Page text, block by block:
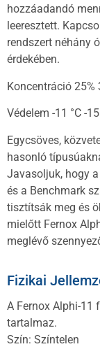
hozzáadandó
leeresztett.
rendszert néhány
érdekében.
Koncentráció 25%
Védelem -11 °C -
Egycsöves,
hasonló
Javasoljuk, hogy
és a Benchmark
tisztítsák meg és
mielőtt Fernox
meglévő
Fizikai
A Fernox Alphi-11
tartalmaz.
Szín: Színtelen